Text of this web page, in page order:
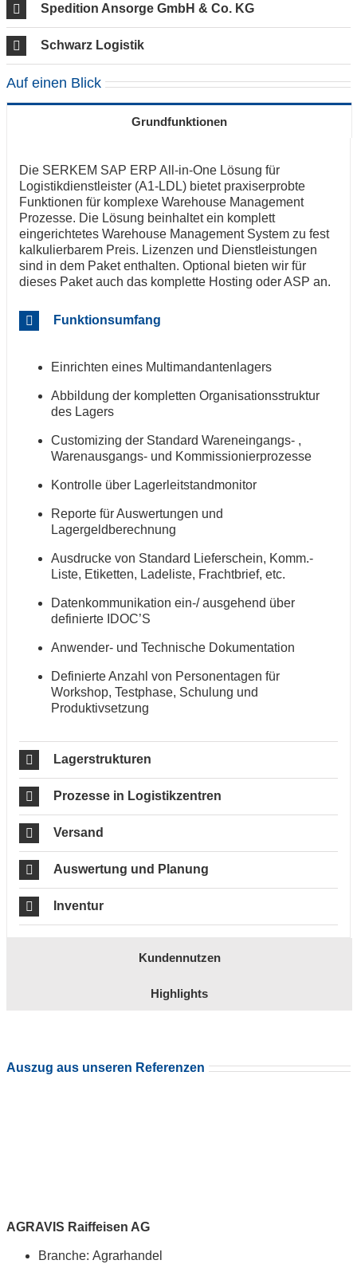
Spedition Ansorge GmbH & Co. KG
Schwarz Logistik
Auf einen Blick
Grundfunktionen
Die SERKEM SAP ERP All-in-One Lösung für
Logistikdienstleister (A1-LDL) bietet praxiserprobte
Funktionen für komplexe Warehouse Management
Prozesse. Die Lösung beinhaltet ein komplett
eingerichtetes Warehouse Management System zu fest
kalkulierbarem Preis. Lizenzen und Dienstleistungen
sind in dem Paket enthalten. Optional bieten wir für
dieses Paket auch das komplette Hosting oder ASP an.
Funktionsumfang
Einrichten eines Multimandantenlagers
Abbildung der kompletten Organisationsstruktur
des Lagers
Customizing der Standard Wareneingangs- ,
Warenausgangs- und Kommissionierprozesse
Kontrolle über Lagerleitstandmonitor
Reporte für Auswertungen und
Lagergeldberechnung
Ausdrucke von Standard Lieferschein, Komm.-
Liste, Etiketten, Ladeliste, Frachtbrief, etc.
Datenkommunikation ein-/ ausgehend über
definierte IDOC’S
Anwender- und Technische Dokumentation
Definierte Anzahl von Personentagen für
Workshop, Testphase, Schulung und
Produktivsetzung
Lagerstrukturen
Prozesse in Logistikzentren
Versand
Auswertung und Planung
Inventur
Kundennutzen
Highlights
Auszug aus unseren Referenzen
AGRAVIS Raiffeisen AG
Branche: Agrarhandel